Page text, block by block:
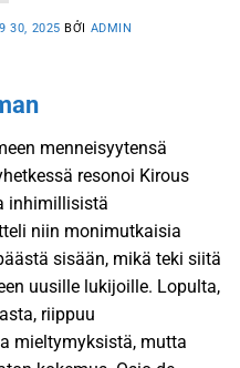
30, 2025 BỞI ADMIN
menneisyytensä
resonoi Kirous
inhimillisistä
niin monimutkaisia
sisään, mikä teki siitä
uusille lukijoille. Lopulta,
riippuu
mieltymyksistä, mutta